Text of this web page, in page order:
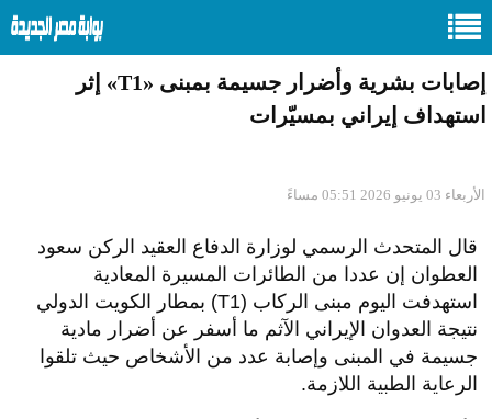
إصابات بشرية وأضرار جسيمة بمبنى «T1» إثر
استهداف إيراني بمسيّرات
الأربعاء 03 يونيو 2026 05:51 مساءً
قال المتحدث الرسمي لوزارة الدفاع العقيد الركن سعود
العطوان إن عددا من الطائرات المسيرة المعادية
استهدفت اليوم مبنى الركاب (T1) بمطار الكويت الدولي
نتيجة العدوان الإيراني الآثم ما أسفر عن أضرار مادية
جسيمة في المبنى وإصابة عدد من الأشخاص حيث تلقوا
الرعاية الطبية اللازمة.